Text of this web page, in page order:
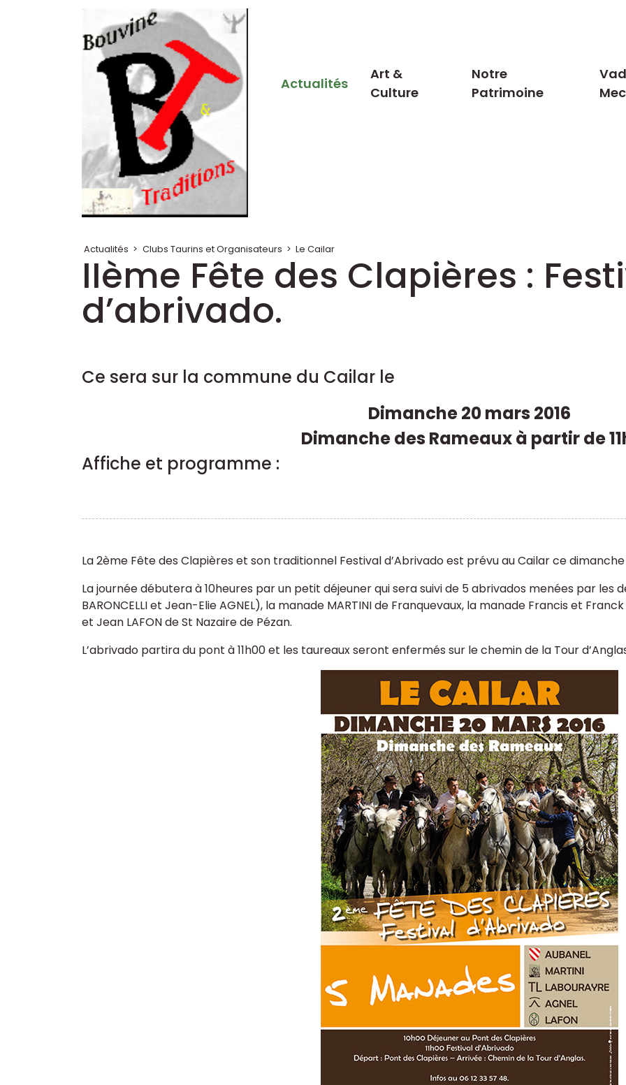
Actualités
Art &
Culture
Notre
Patrimoine
Actualités > Clubs Taurins et Organisateurs > Le Cailar
IIème Fête des Clapières :
d’abrivado.
Ce sera sur la commune du Cailar le
Dimanche 20 mars 2016
Dimanche des Rameaux à partir de
Affiche et programme :
La 2ème Fête des Clapières et son traditionnel Festival d’Abrivado est prévu au Cailar ce
La journée débutera à 10heures par un petit déjeuner qui sera suivi de 5 abrivados menées par les
BARONCELLI et Jean-Elie AGNEL), la manade MARTINI de Franquevaux, la manade Francis et
et Jean LAFON de St Nazaire de Pézan.
L’abrivado partira du pont à 11h00 et les taureaux seront enfermés sur le chemin de la Tour